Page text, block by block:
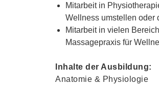
Mitarbeit in
Wellness umstellen oder
Mitarbeit in vielen
Massagepraxis für
Inhalte der Ausbildung:
Anatomie & Physiologie